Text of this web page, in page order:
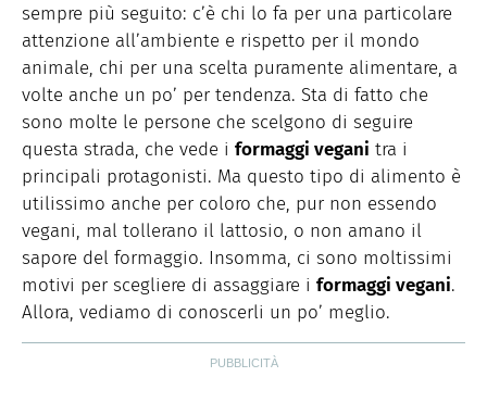
sempre più seguito: c’è chi lo fa per una particolare
attenzione all’ambiente e rispetto per il mondo
animale, chi per una scelta puramente alimentare, a
volte anche un po’ per tendenza. Sta di fatto che
sono molte le persone che scelgono di seguire
questa strada, che vede i formaggi vegani tra i
principali protagonisti. Ma questo tipo di alimento è
utilissimo anche per coloro che, pur non essendo
vegani, mal tollerano il lattosio, o non amano il
sapore del formaggio. Insomma, ci sono moltissimi
motivi per scegliere di assaggiare i formaggi vegani.
Allora, vediamo di conoscerli un po’ meglio.